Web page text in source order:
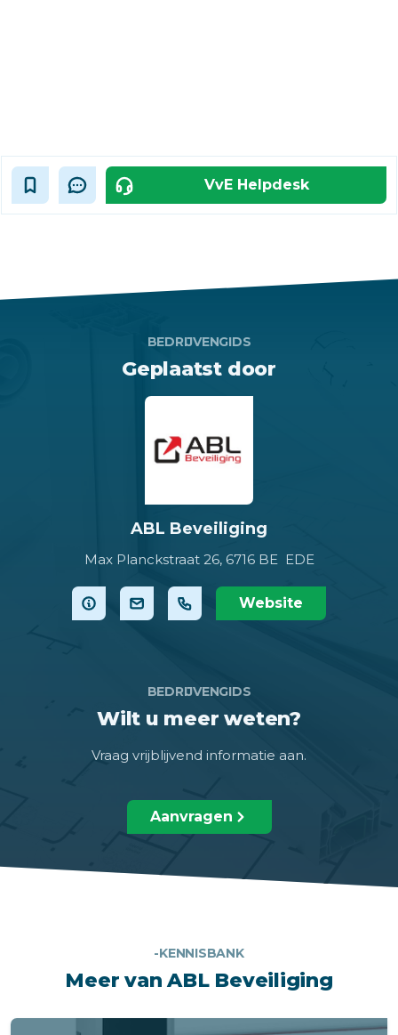
VvE Helpdesk
BEDRIJVENGIDS
Geplaatst door
ABL Beveiliging
Max Planckstraat 26, 6716 BE EDE
Website
BEDRIJVENGIDS
Wilt u meer weten?
Vraag vrijblijvend informatie aan.
Aanvragen
-KENNISBANK
Meer van ABL Beveiliging